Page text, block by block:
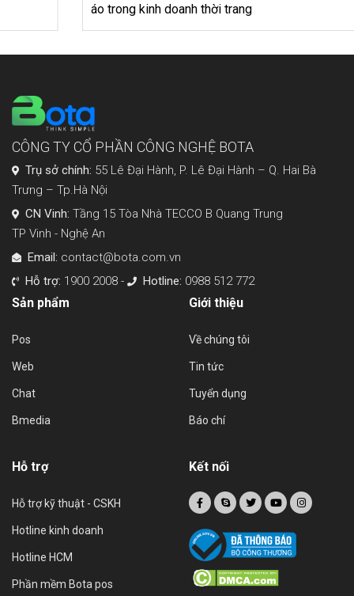
áo trong kinh doanh thời trang
CÔNG TY CỔ PHẦN CÔNG NGHỆ BOTA
Trụ sở chính: 55 Lê Đại Hành, P. Lê Đại Hành – Q. Hai Bà
Trưng – Tp.Hà Nội
CN Vinh: Tầng 15 Tòa Nhà TECCO B Quang Trung
TP Vinh - Nghệ An
Email: contact@bota.com.vn
Hỗ trợ: 1900 2008 - Hotline: 0988 512 772
Sản phẩm
Pos
Web
Chat
Bmedia
Giới thiệu
Về chúng tôi
Tin tức
Tuyển dụng
Báo chí
Hỗ trợ
Hỗ trợ kỹ thuật - CSKH
Hotline kinh doanh
Hotline HCM
Phần mềm Bota pos
Kết nối